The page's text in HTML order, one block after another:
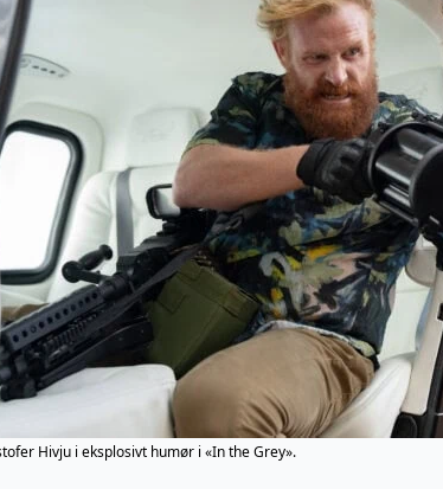
Hivju i eksplosivt humør i «In the Grey».